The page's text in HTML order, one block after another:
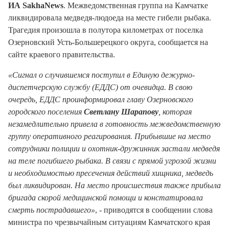
ИА SakhaNews. Межведомственная группа на Камчатке
ликвидировала медведя-людоеда на месте гибели рыбака.
Трагедия произошла в полутора километрах от поселка
Озерновский Усть-Большерецкого округа, сообщается на
сайте краевого правительства.
«Сигнал о случившемся поступил в Единую дежурно-
диспетчерскую службу (ЕДДС) от очевидца. В свою
очередь, ЕДДС проинформировал главу Озерновского
городского поселения Светлану Шарапову , которая
незамедлительно привела в готовность межведомственную
группу оперативного реагирования. Прибывшие на место
сотрудники полиции и охотник-дружинник застали медведя
на теле погибшего рыбака. В связи с прямой угрозой жизни
и необходимостью пресечения действий хищника, медведь
был ликвидирован. На место происшествия также прибыла
бригада скорой медицинской помощи и констатировала
смерть пострадавшего», - приводятся в сообщении слова
министра по чрезвычайным ситуациям Камчатского края